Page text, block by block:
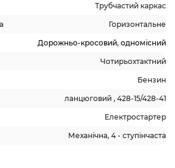
Трубчастий каркас
Горизонтальне
Дорожньо-кросовий, одномісний
Чотирьохтактний
Бензин
ланцюговий , 428-15/428-41
Електростартер
Механічна, 4 - ступінчаста